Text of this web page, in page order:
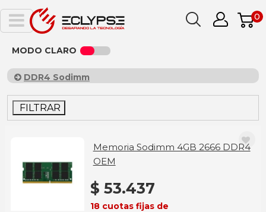
0
MODO CLARO
DDR4 Sodimm
FILTRAR
Memoria Sodimm 4GB 2666 DDR4
OEM
$ 53.437
18 cuotas fijas de